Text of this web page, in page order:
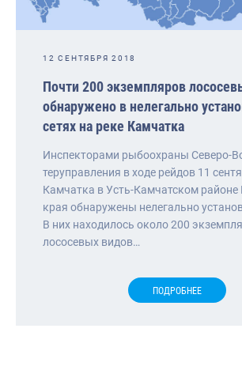
12 СЕНТЯБРЯ 2018
Почти 200 экземпляров
обнаружено в нелегально
сетях на реке Камчатка
Инспекторами рыбоохраны Северо-
теруправления в ходе рейдов 11
Камчатка в Усть-Камчатском районе
края обнаружены нелегально
В них находилось около 200
лососевых видов…
ПОДРОБНЕЕ